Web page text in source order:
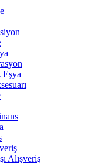
Eşya
Alışveriş